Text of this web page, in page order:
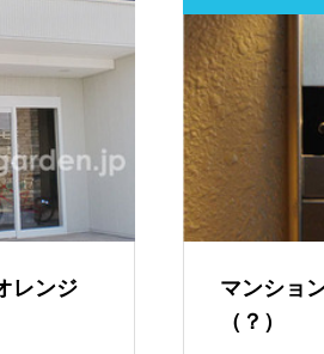
ンジ
マンシ
（？）